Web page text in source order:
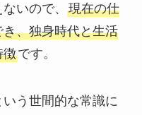
いので、 現在の仕
、独身時代と生活
徴です。
いう世間的な常識に